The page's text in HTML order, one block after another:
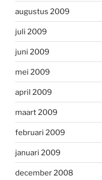
augustus 2009
juli 2009
juni 2009
mei 2009
april 2009
maart 2009
februari 2009
januari 2009
december 2008